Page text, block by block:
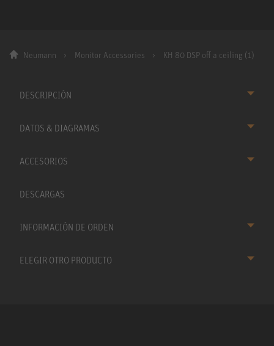
Neumann Monitor Accessories KH 80 DSP off a ceiling (1)
DESCRIPCIÓN
DATOS & DIAGRAMAS
ACCESORIOS
DESCARGAS
INFORMACIÓN DE ORDEN
ELEGIR OTRO PRODUCTO